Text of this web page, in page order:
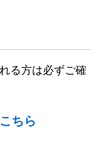
る方は必ずご確
こちら